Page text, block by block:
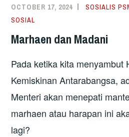
OCTOBER 17, 2024 SOSIALIS
SOSIAL
Marhaen dan Madani
Pada ketika kita menyambut
Kemiskinan Antarabangsa,
Menteri akan menepati
marhaen atau harapan ini
lagi?